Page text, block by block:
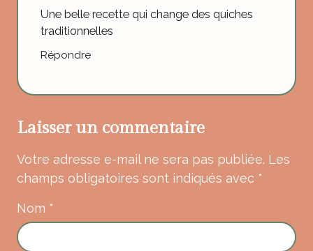
Une belle recette qui change des quiches
traditionnelles
Répondre
Laisser un commentaire
Votre adresse e-mail ne sera pas publiée. Les
champs obligatoires sont indiqués avec *
Nom *